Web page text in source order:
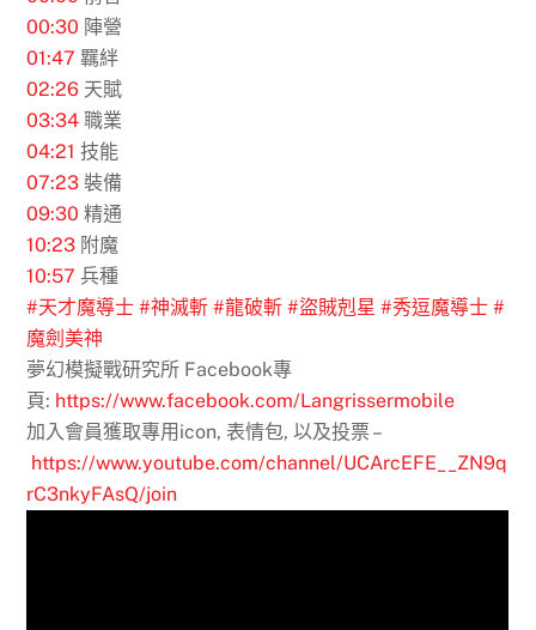
00:30 陣營
01:47 羈絆
02:26 天賦
03:34 職業
04:21 技能
07:23 裝備
09:30 精通
10:23 附魔
10:57 兵種
#天才魔導士 #神滅斬 #龍破斬 #盜賊剋星 #秀逗魔導士 #
魔劍美神
夢幻模擬戰研究所 Facebook專
頁: https://www.facebook.com/Langrissermobile
加入會員獲取專用icon, 表情包, 以及投票 –
https://www.youtube.com/channel/UCArcEFE__ZN9q
rC3nkyFAsQ/join